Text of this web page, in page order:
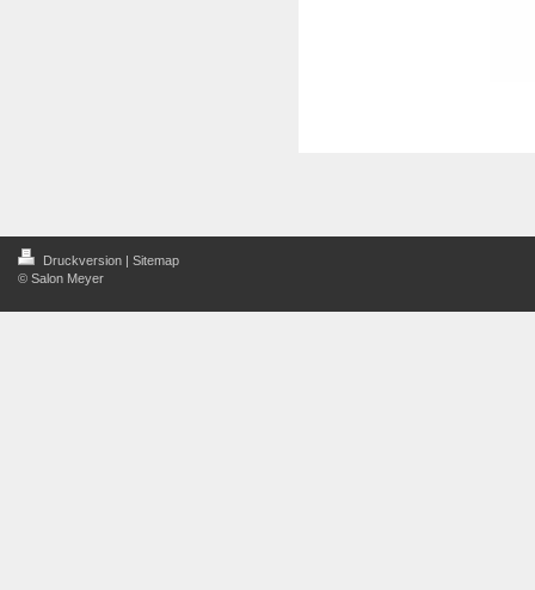
Druckversion | Sitemap
© Salon Meyer